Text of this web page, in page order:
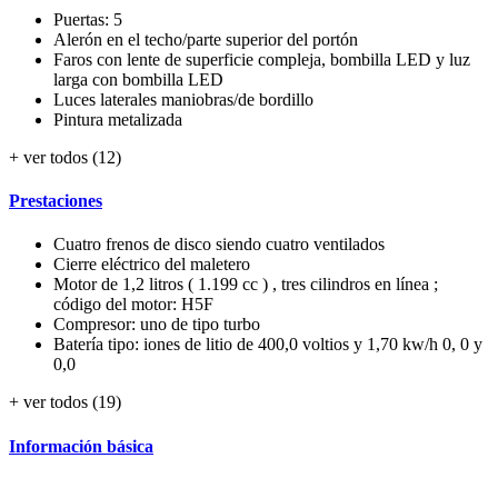
Puertas: 5
Alerón en el techo/parte superior del portón
Faros con lente de superficie compleja, bombilla LED y luz
larga con bombilla LED
Luces laterales maniobras/de bordillo
Pintura metalizada
+ ver todos (12)
Prestaciones
Cuatro frenos de disco siendo cuatro ventilados
Cierre eléctrico del maletero
Motor de 1,2 litros ( 1.199 cc ) , tres cilindros en línea ;
código del motor: H5F
Compresor: uno de tipo turbo
Batería tipo: iones de litio de 400,0 voltios y 1,70 kw/h 0, 0 y
0,0
+ ver todos (19)
Información básica